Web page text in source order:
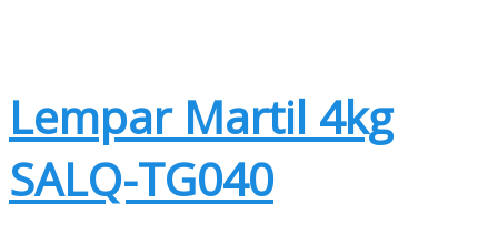
Lempar Martil 4kg
SALQ-TG040